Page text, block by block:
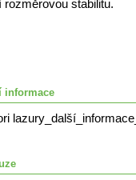
rozměrovou stabilitu.
informace